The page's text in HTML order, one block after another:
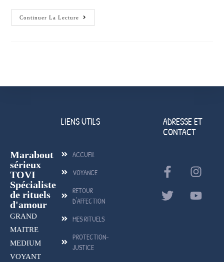
Continuer La Lecture
Marabout
sérieux
TOVI
Spécialiste
de rituels
d'amour
GRAND
MAITRE
MEDIUM
VOYANT
LIENS UTILS
ACCUEIL
VOYANCE
RETOUR
D'AFFECTION
MES RITUELS
PROTECTION-
JUSTICE
ADRESSE ET
CONTACT